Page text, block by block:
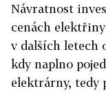
Návratnost
cenách
v dalších letech
kdy naplno
elektrárny, tedy